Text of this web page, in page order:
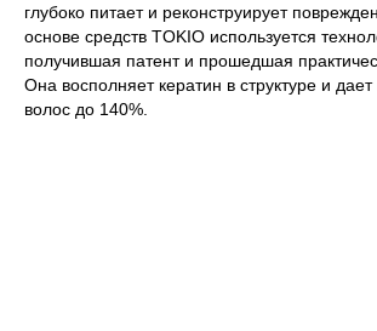
глубоко питает и реконструирует
основе средств TOKIO используется
получившая патент и прошедшая
Она восполняет кератин в структуре и
волос до 140%.